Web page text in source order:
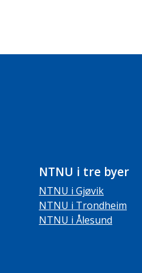
NTNU i tre byer
NTNU i Gjøvik
NTNU i Trondheim
NTNU i Ålesund